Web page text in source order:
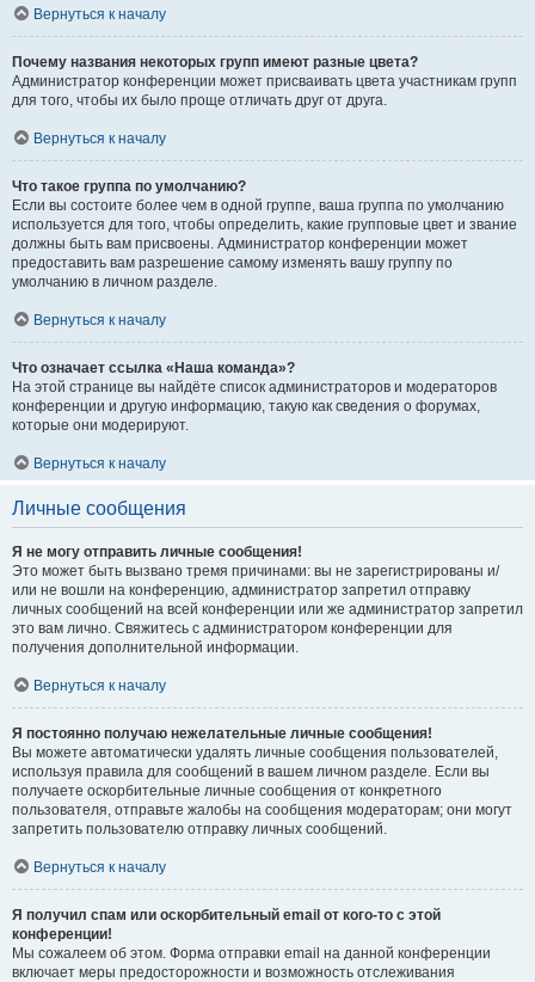
Вернуться к началу
Почему названия некоторых групп имеют разные цвета?
Администратор конференции может присваивать цвета участникам групп
для того, чтобы их было проще отличать друг от друга.
Вернуться к началу
Что такое группа по умолчанию?
Если вы состоите более чем в одной группе, ваша группа по умолчанию
используется для того, чтобы определить, какие групповые цвет и звание
должны быть вам присвоены. Администратор конференции может
предоставить вам разрешение самому изменять вашу группу по
умолчанию в личном разделе.
Вернуться к началу
Что означает ссылка «Наша команда»?
На этой странице вы найдёте список администраторов и модераторов
конференции и другую информацию, такую как сведения о форумах,
которые они модерируют.
Вернуться к началу
Личные сообщения
Я не могу отправить личные сообщения!
Это может быть вызвано тремя причинами: вы не зарегистрированы и/
или не вошли на конференцию, администратор запретил отправку
личных сообщений на всей конференции или же администратор запретил
это вам лично. Свяжитесь с администратором конференции для
получения дополнительной информации.
Вернуться к началу
Я постоянно получаю нежелательные личные сообщения!
Вы можете автоматически удалять личные сообщения пользователей,
используя правила для сообщений в вашем личном разделе. Если вы
получаете оскорбительные личные сообщения от конкретного
пользователя, отправьте жалобы на сообщения модераторам; они могут
запретить пользователю отправку личных сообщений.
Вернуться к началу
Я получил спам или оскорбительный email от кого-то с этой
конференции!
Мы сожалеем об этом. Форма отправки email на данной конференции
включает меры предосторожности и возможность отслеживания